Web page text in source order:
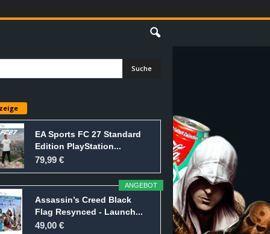
EA Sports FC 27 Standard
Edition PlayStation...
79,99 €
ANGEBOT
Assassin’s Creed Black
Flag Resynced - Launch...
49,00 €